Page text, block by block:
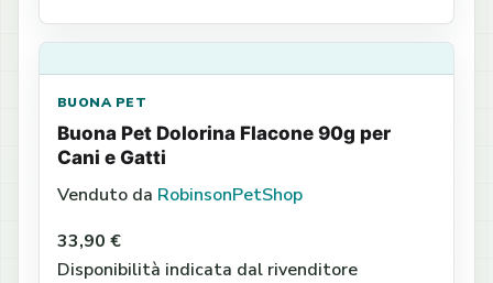
BUONA PET
Buona Pet Dolorina Flacone 90g per
Cani e Gatti
Venduto da RobinsonPetShop
33,90 €
Disponibilità indicata dal rivenditore